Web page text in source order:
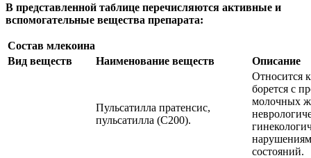
В представленной таблице перечисляются активные и
вспомогательные вещества препарата:
Состав млекоина
Вид веществ
Наименование веществ Описание
Пульсатилла пратенсис,
пульсатилла (С200).
Относится
борется с
молочных
состояний.